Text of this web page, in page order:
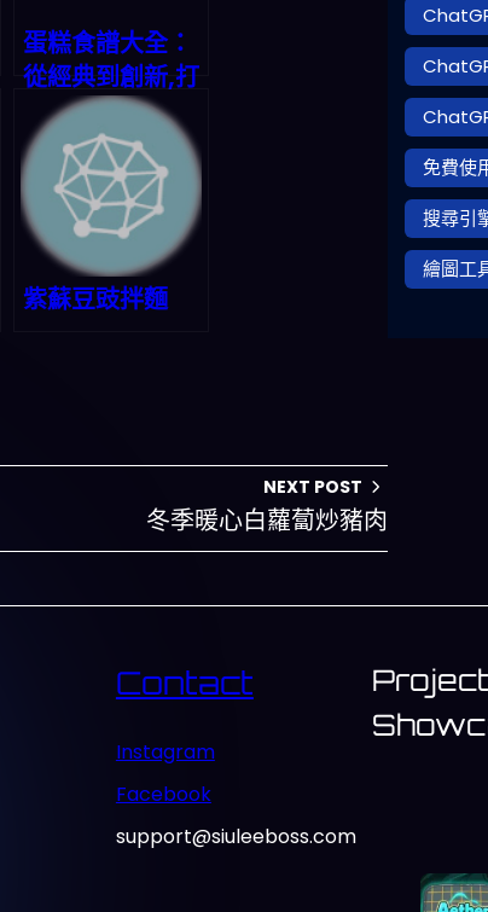
蛋糕食譜大全：
從經典到創新,打
造美味甜蜜時光
紫蘇豆豉拌麵
NEXT POST
冬季暖心白蘿蔔炒豬肉
免費使
搜尋引
繪圖工
Contact
Instagram
Facebook
support@siuleeboss.com